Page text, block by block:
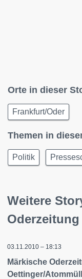
Orte in dieser
Frankfurt/Oder
Themen in
Politik
Weitere
Oderzeitung
03.11.2010 – 18:13
Märkische
Oettinger/Atommüll